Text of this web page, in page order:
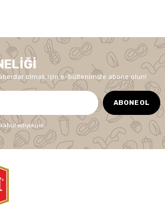
olmak için e-bültenimize abone olun!
ABONE OL
kabul ediyorum.